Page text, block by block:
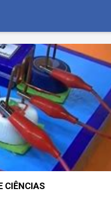
CIÊNCIAS